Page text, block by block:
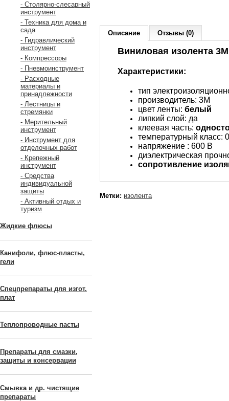
- Столярно-слесарный
инструмент
- Техника для дома и
сада
- Гидравлический
инструмент
- Компрессоры
- Пневмоинструмент
- Расходные
материалы и
принадлежности
- Лестницы и
стремянки
- Мерительный
инструмент
- Инструмент для
отделочных работ
- Крепежный
инструмент
- Средства
индивидуальной
защиты
- Активный отдых и
туризм
Жидкие флюсы
Канифоли, флюс-пласты,
гели
Спецпрепараты для изгот.
плат
Теплопроводные пасты
Препараты для смазки,
защиты и консервации
Смывка и др. чистящие
препараты
Описание Отзывы (0)
Виниловая изолента
Характеристики:
тип
производитель: 3M
цвет ленты: белый
липкий слой: да
клеевая часть:
температурный класс: 0
напряжение : 600 В
диэлектрическая
сопротивление
Метки: изолента